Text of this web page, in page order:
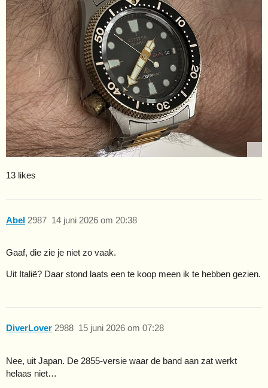
13 likes
Abel 14 juni 2026 om 20:38
2987
Gaaf, die zie je niet zo vaak.
Uit Italië? Daar stond laats een te koop meen ik te hebben gezien.
DiverLover 15 juni 2026 om 07:28
2988
Nee, uit Japan. De 2855-versie waar de band aan zat werkt
helaas niet…